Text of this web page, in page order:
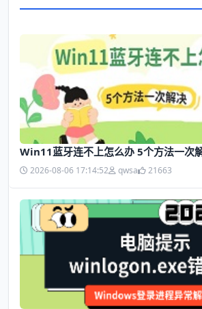
Win11蓝牙连不上怎么办 5个方法一次
2026-08-06 17:14:52 qwsa 21663